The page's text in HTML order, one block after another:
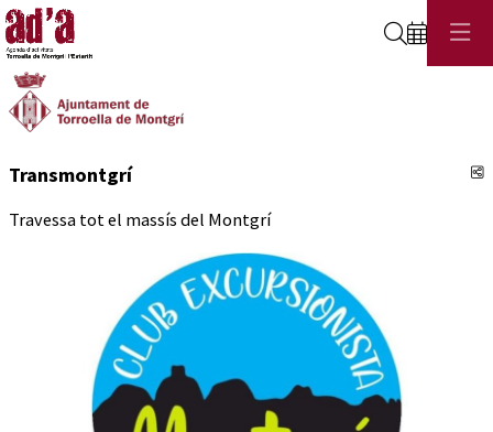
Cerca
Transmontgrí
Travessa tot el massís del Montgrí